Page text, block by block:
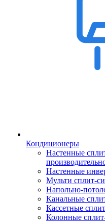
Кондиционеры
Настенные
Настенные
Мульти сплит-
Напольно-
Канальные
Кассетные
Колонные